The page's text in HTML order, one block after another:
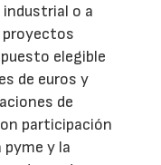
o a
proyectos
elegible
de euros y
de
participación
y la